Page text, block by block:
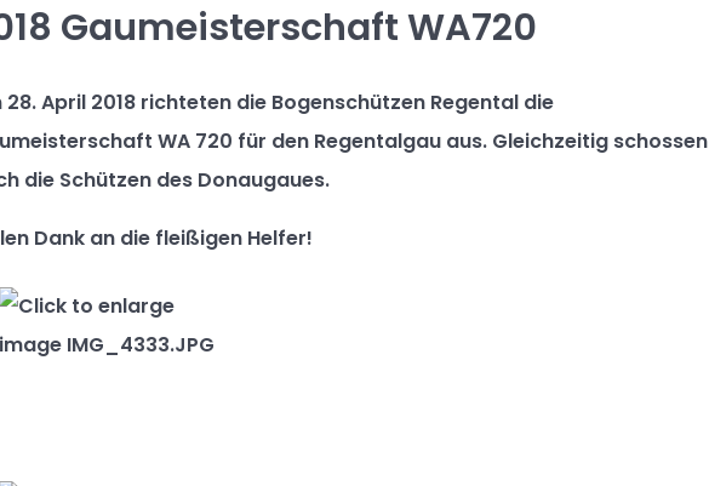
Gaumeisterschaft WA720
28. April 2018 richteten die Bogenschützen Regental die
WA 720 für den Regentalgau aus. Gleichzeitig schossen
die Schützen des Donaugaues.
Dank an die fleißigen Helfer!